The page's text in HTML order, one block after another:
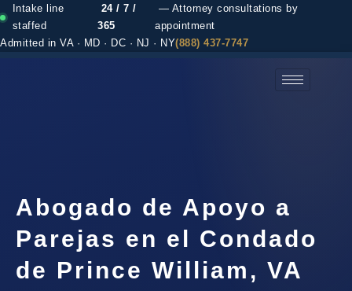
Intake line
staffed
24 / 7 /
365
— Attorney consultations by
appointment
Admitted in VA · MD · DC · NJ · NY(888) 437-7747
Abogado de Apoyo a
Parejas en el Condado
de Prince William, VA